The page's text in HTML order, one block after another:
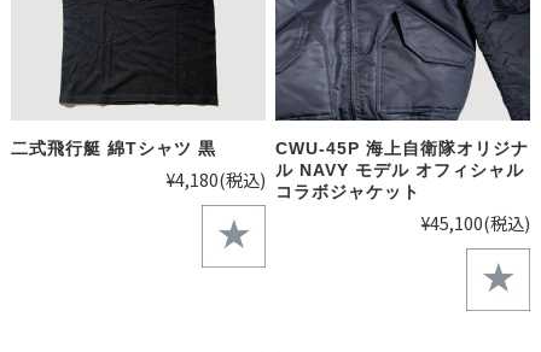
二式飛行艇 綿Tシャツ 黒
¥4,180(税込)
CWU-45P 海上自衛隊オリジナ
ル NAVY モデル オフィシャル
コラボジャケット
¥45,100(税込)